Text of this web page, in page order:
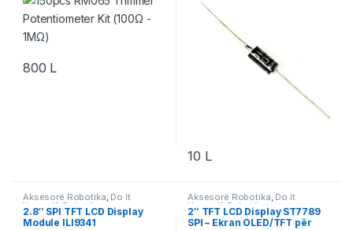
800 L
10 L
Aksesorë Robotika, Do It
Yourself, Robotika
2.8″ SPI TFT LCD Display
Module ILI9341
Aksesorë Robotika, Do It
Yourself, Robotika
2″ TFT LCD Display ST7789
SPI – Ekran OLED/TFT për